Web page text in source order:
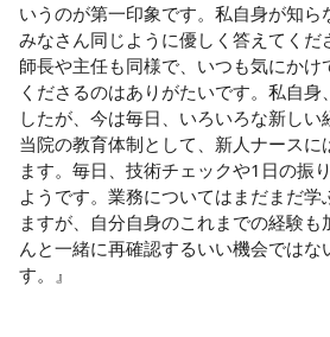
いうのが第一印象です。私自身が知ら
みなさん同じように優しく答えてくだ
師長や主任も同様で、いつも気にかけ
くださるのはありがたいです。私自
したが、今は毎日、いろいろな新しい
当院の教育体制として、新人ナースに
ます。毎日、技術チェックや1日の振
ようです。業務についてはまだまだ学
ますが、自分自身のこれまでの経験も
んと一緒に再確認するいい機会ではな
す。』